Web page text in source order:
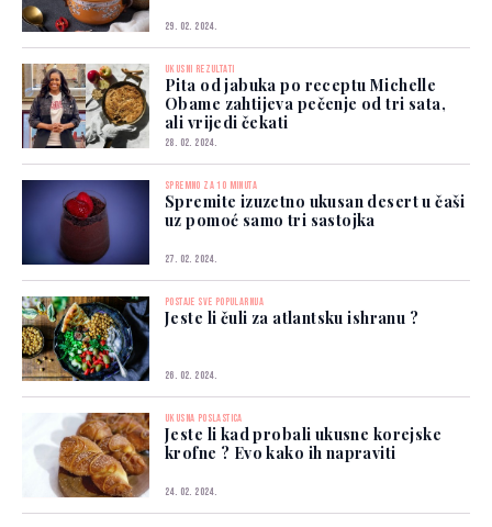
29. 02. 2024.
UKUSNI REZULTATI
Pita od jabuka po receptu Michelle
Obame zahtijeva pečenje od tri sata,
ali vrijedi čekati
28. 02. 2024.
SPREMNO ZA 10 MINUTA
Spremite izuzetno ukusan desert u čaši
uz pomoć samo tri sastojka
27. 02. 2024.
POSTAJE SVE POPULARNIJA
Jeste li čuli za atlantsku ishranu ?
26. 02. 2024.
UKUSNA POSLASTICA
Jeste li kad probali ukusne korejske
krofne ? Evo kako ih napraviti
24. 02. 2024.